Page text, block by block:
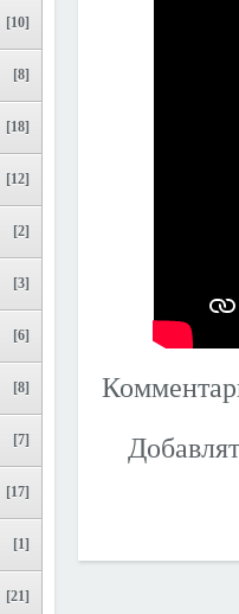
[10]
[8]
[18]
[12]
[2]
[3]
[6]
[8]
[7]
[17]
[1]
[21]